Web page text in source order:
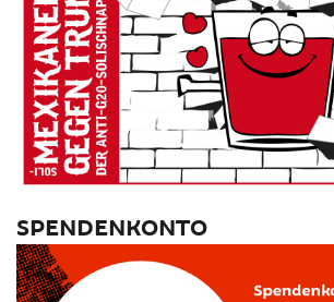
SPENDENKONTO